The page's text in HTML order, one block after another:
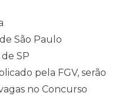
São Paulo
SP
pela FGV, serão
no Concurso